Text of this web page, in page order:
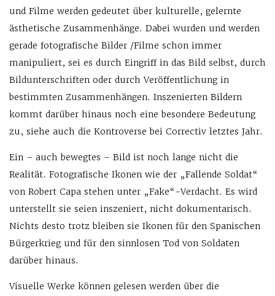
und Filme werden gedeutet über kulturelle, gelernte
ästhetische Zusammenhänge. Dabei wurden und werden
gerade fotografische Bilder /Filme schon immer
manipuliert, sei es durch Eingriff in das Bild selbst, durch
Bildunterschriften oder durch Veröffentlichung in
bestimmten Zusammenhängen. Inszenierten Bildern
kommt darüber hinaus noch eine besondere Bedeutung
zu, siehe auch die Kontroverse bei Correctiv letztes Jahr.
Ein – auch bewegtes – Bild ist noch lange nicht die
Realität. Fotogra­fische Ikonen wie der „Fallende Soldat“
von Robert Capa stehen unter „Fake“-Verdacht. Es wird
unterstellt sie seien inszeniert, nicht dokumentarisch.
Nichts desto trotz bleiben sie Ikonen für den Spanischen
Bürgerkrieg und für den sinnlosen Tod von Soldaten
darüber hinaus.
Visuelle Werke können gelesen werden über die